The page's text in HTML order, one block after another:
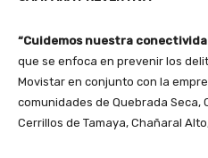
“Cuidemos nuestra
que se enfoca en prevenir los
Movistar en conjunto con la
comunidades de Quebrada Seca,
Cerrillos de Tamaya, Chañaral